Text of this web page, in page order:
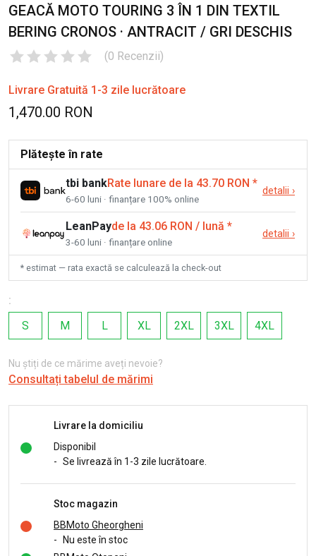
GEACĂ MOTO TOURING 3 ÎN 1 DIN TEXTIL
BERING CRONOS · ANTRACIT / GRI DESCHIS
(0 Recenzii)
Livrare Gratuită 1-3 zile lucrătoare
1,470.00 RON
Plătește în rate
tbi bankRate lunare de la 43.70 RON *
6-60 luni · finanțare 100% online
detalii ›
LeanPayde la 43.06 RON / lună *
3-60 luni · finanțare online
detalii ›
* estimat — rata exactă se calculează la check-out
:
S
M L XL 2XL 3XL 4XL
Nu știți de ce mărime aveți nevoie?
Consultați tabelul de mărimi
Livrare la domiciliu
Disponibil
- Se livrează în 1-3 zile lucrătoare.
Stoc magazin
BBMoto Gheorgheni
-
Nu este în stoc